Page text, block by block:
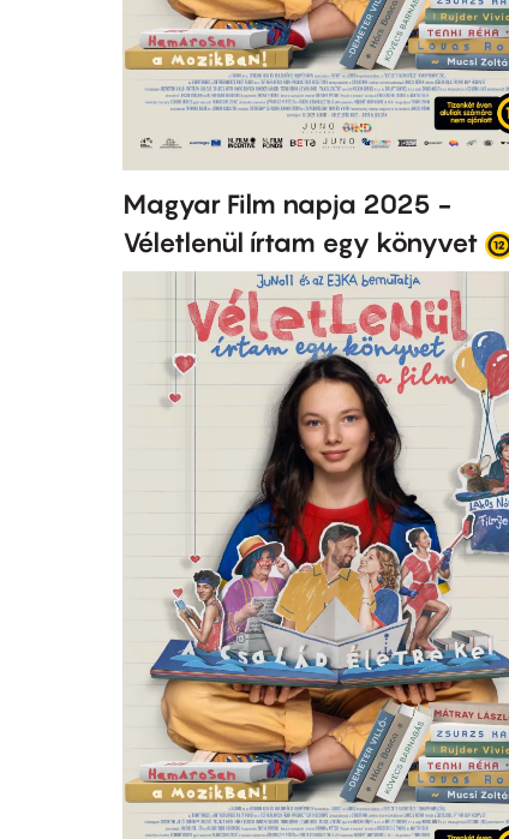
Magyar Film napja 2025 -
Véletlenül írtam egy könyvet